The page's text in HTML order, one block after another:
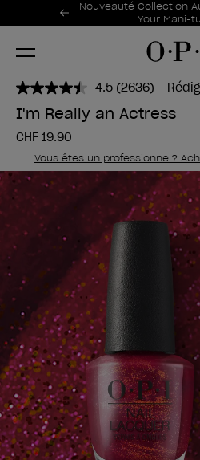
OffresNouveauté Collection
Your Mani-
Item 1 of 2
4.5 Lire
2636
avis.
la
même
page.
(2636)
I'm Really an Actress
CHF 19.90
Vous êtes un professionnel?